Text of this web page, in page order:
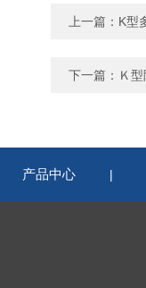
上一篇： K型
下一篇： Ｋ
产品中心 |